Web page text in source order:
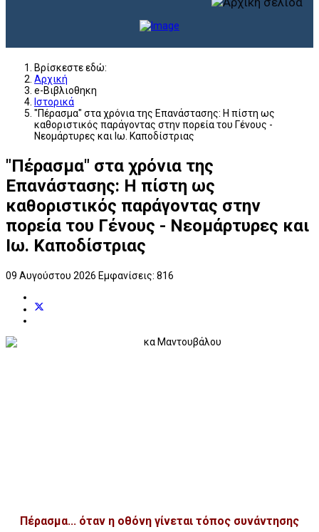
Βρίσκεστε εδώ:
Αρχική
e-Βιβλιοθηκη
Ιστορικά
"Πέρασμα" στα χρόνια της Επανάστασης: Η πίστη ως
καθοριστικός παράγοντας στην πορεία του Γένους -
Νεομάρτυρες και Ιω. Καποδίστριας
"Πέρασμα" στα χρόνια της
Επανάστασης: Η πίστη ως
καθοριστικός παράγοντας στην
πορεία του Γένους - Νεομάρτυρες και
Ιω. Καποδίστριας
09 Αυγούστου 2026 Εμφανίσεις: 816
Πέρασμα... όταν η οθόνη γίνεται τόπος συνάντησης